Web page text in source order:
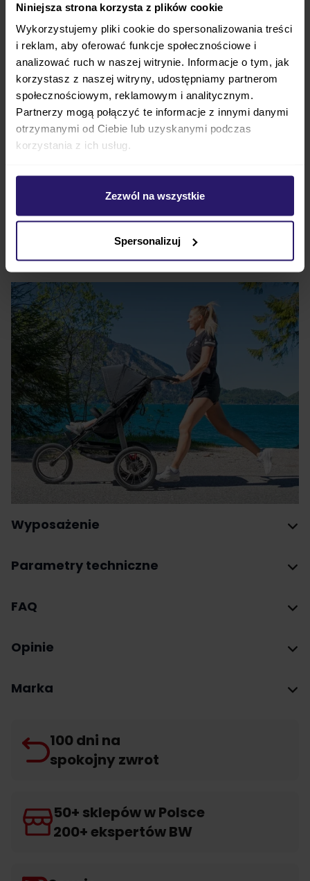
Niniejsza strona korzysta z plików cookie
Wykorzystujemy pliki cookie do spersonalizowania treści
i reklam, aby oferować funkcje społecznościowe i
analizować ruch w naszej witrynie. Informacje o tym, jak
korzystasz z naszej witryny, udostępniamy partnerom
społecznościowym, reklamowym i analitycznym.
Partnerzy mogą połączyć te informacje z innymi danymi
otrzymanymi od Ciebie lub uzyskanymi podczas
korzystania z ich usług.
Zezwól na wszystkie
Spersonalizuj
wózek przeznaczony dla rodziców, którzy kochają
bieganie i prowadzą aktywny tryb życia. Jeśli chcesz
zarażać swoje dzieckopasją do joggingu, czy
innego rodzaju sportu, taki wózek będzie dla Ciebie
świetnym rozwiązaniem.Jego duże pompowane
kołazapewniają łatwe prowadzenie i bardzo dobrą
amortyzację . Dzięki temu dziecko podczas Twoich
komfort, a znajdujące się na drodze kamyczki czy
dziury, nie będą dawały odczuwaćnawet drobnych
wstrząsów.
TFK SPORT - wygodne bieganie w każdym
miejscu
Wyposażenie
Parametry techniczne
FAQ
Opinie
Marka
100 dni na
spokojny zwrot
50+ sklepów w Polsce
200+ ekspertów BW